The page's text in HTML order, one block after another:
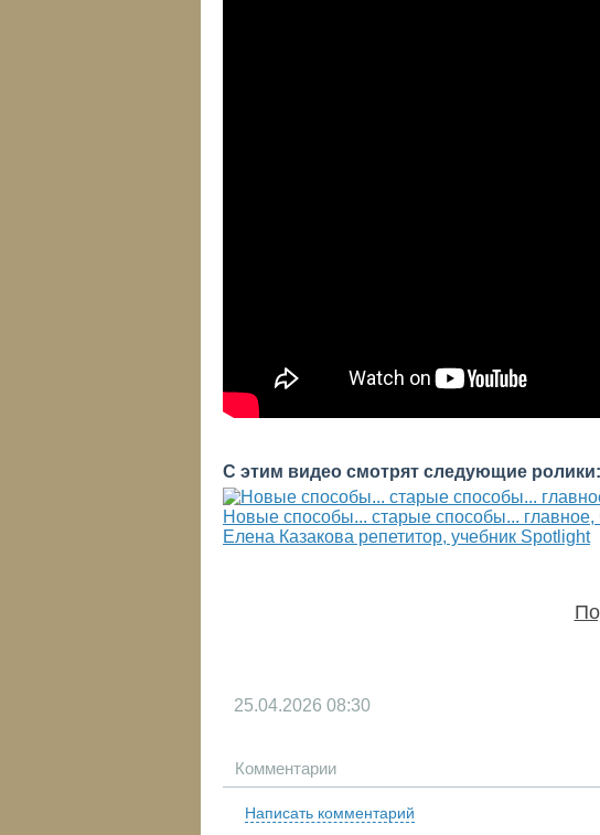
С этим видео смотрят следующие ролики:
Новые способы... старые способы... главное,
Елена Казакова репетитор, учебник Spotlight
25.04.2026 08:30
Комментарии
Написать комментарий